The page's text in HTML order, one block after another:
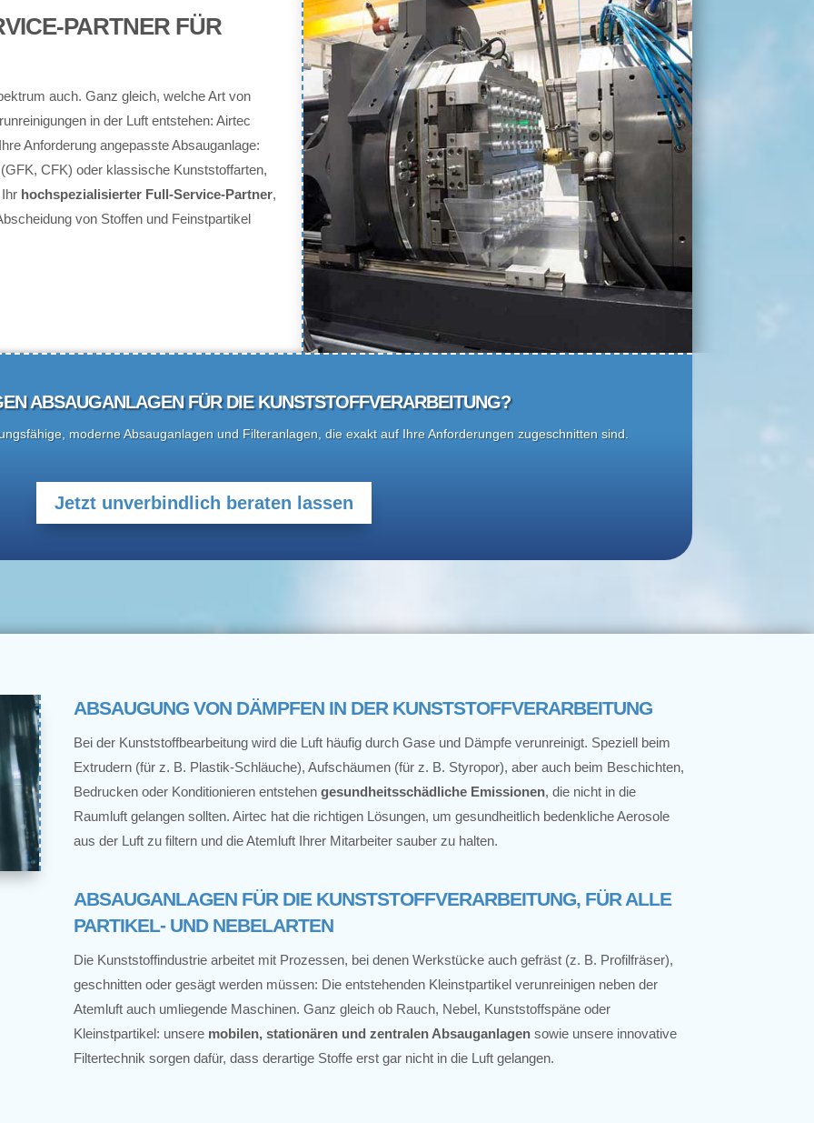
PARTNER FÜR
auch. Ganz gleich, welche Art von
in der Luft entstehen: Airtec
Anforderung angepasste Absauganlage:
CFK) oder klassische Kunststoffarten,
hochspezialisierter Full-Service-Partner,
von Stoffen und Feinstpartikel
ABSAUGANLAGEN FÜR DIE KUNSTSTOFFVERARBEITUNG?
moderne Absauganlagen und Filteranlagen, die exakt auf Ihre Anforderungen zugeschnitten sind.
Jetzt unverbindlich beraten lassen
ABSAUGUNG VON DÄMPFEN IN DER KUNSTSTOFFVERARBEITUNG
Bei der Kunststoffbearbeitung wird die Luft häufig durch Gase und Dämpfe verunreinigt. Speziell beim
Extrudern (für z. B. Plastik-Schläuche), Aufschäumen (für z. B. Styropor), aber auch beim Beschichten,
Bedrucken oder Konditionieren entstehen gesundheitsschädliche Emissionen, die nicht in die
Raumluft gelangen sollten. Airtec hat die richtigen Lösungen, um gesundheitlich bedenkliche Aerosole
aus der Luft zu filtern und die Atemluft Ihrer Mitarbeiter sauber zu halten.
ABSAUGANLAGEN FÜR DIE KUNSTSTOFFVERARBEITUNG, FÜR ALLE
PARTIKEL- UND NEBELARTEN
Die Kunststoffindustrie arbeitet mit Prozessen, bei denen Werkstücke auch gefräst (z. B. Profilfräser),
geschnitten oder gesägt werden müssen: Die entstehenden Kleinstpartikel verunreinigen neben der
Atemluft auch umliegende Maschinen. Ganz gleich ob Rauch, Nebel, Kunststoffspäne oder
Kleinstpartikel: unsere mobilen, stationären und zentralen Absauganlagensowie unsere innovative
Filtertechnik sorgen dafür, dass derartige Stoffe erst gar nicht in die Luft gelangen.